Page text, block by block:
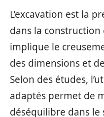
L’excavation est la
dans la construction
implique le
des dimensions et
Selon des études,
adaptés permet de
déséquilibre dans le